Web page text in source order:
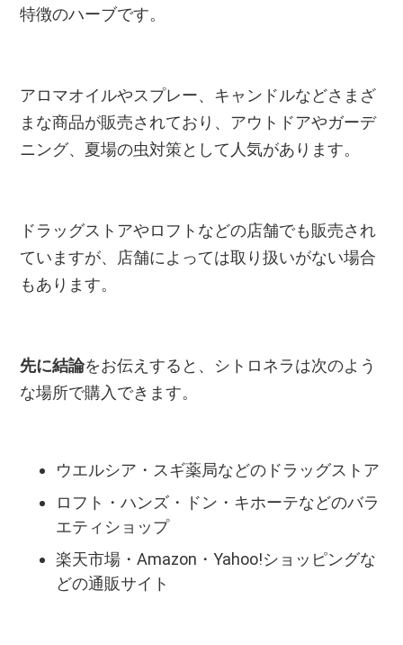
特徴のハーブです。
アロマオイルやスプレー、キャンドルなどさまざ
まな商品が販売されており、アウトドアやガーデ
ニング、夏場の虫対策として人気があります。
ドラッグストアやロフトなどの店舗でも販売され
ていますが、店舗によっては取り扱いがない場合
もあります。
先に結論をお伝えすると、シトロネラは次のよう
な場所で購入できます。
ウエルシア・スギ薬局などのドラッグストア
ロフト・ハンズ・ドン・キホーテなどのバラ
エティショップ
楽天市場・Amazon・Yahoo!ショッピングな
どの通販サイト